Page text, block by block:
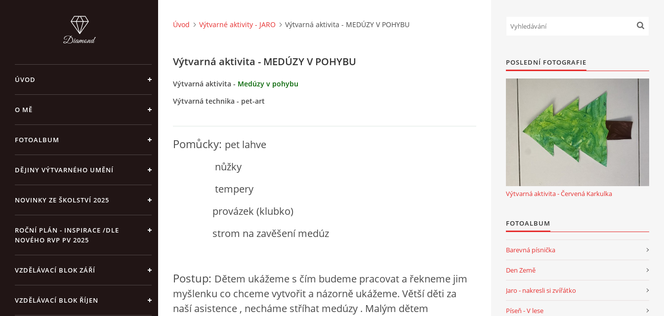
ÚVOD
O MĚ
FOTOALBUM
DĚJINY VÝTVARNÉHO UMĚNÍ
NOVINKY ZE ŠKOLSTVÍ 2025
ROČNÍ PLÁN - INSPIRACE /DLE
NOVÉHO RVP PV 2025
VZDĚLÁVACÍ BLOK ZÁŘÍ
VZDĚLÁVACÍ BLOK ŘÍJEN
Úvod Výtvarné aktivity - JARO Výtvarná aktivita - MEDÚZY V POHYBU
Výtvarná aktivita - MEDÚZY V POHYBU
Výtvarná aktivita - Medúzy v pohybu
Výtvarná technika - pet-art
Pomůcky: pet lahve
nůžky
tempery
provázek (klubko)
strom na zavěšení medúz
Postup: Dětem ukážeme s čím budeme pracovat a řekneme jim
myšlenku co chceme vytvořit a názorně ukážeme. Větší děti za
naší asistence , necháme stříhat medúzy . Malým dětem
POSLEDNÍ FOTOGRAFIE
Výtvarná aktivita - Červená Karkulka
FOTOALBUM
Barevná písnička
Den Země
Jaro - nakresli si zvířátko
Píseň - V lese